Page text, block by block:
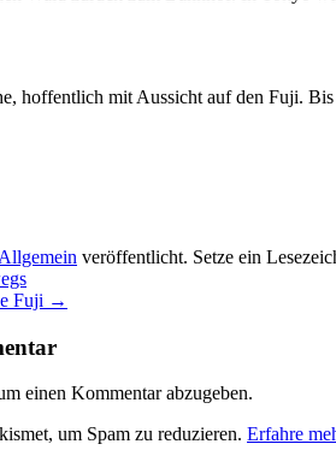
hoffentlich mit Aussicht auf den Fuji. Bis
Allgemein veröffentlicht. Setze ein
Fuji →
einen Kommentar abzugeben.
um Spam zu reduzieren. Erfahre